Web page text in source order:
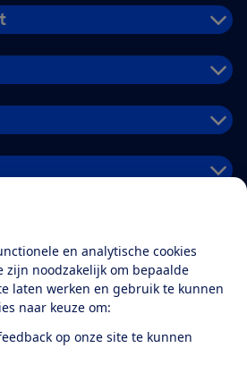
en analytische cookies
zijn noodzakelijk om bepaalde
laten werken en gebruik te kunnen
naar keuze om:
op onze site te kunnen
over de